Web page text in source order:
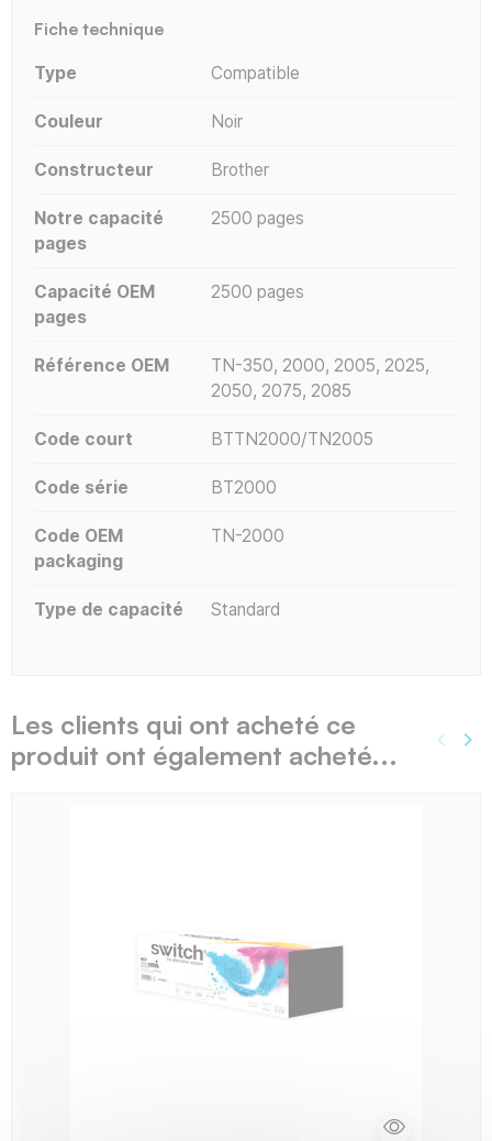
Fiche technique
Type Compatible
Couleur Noir
Constructeur Brother
Notre capacité
pages
2500 pages
Capacité OEM
pages
2500 pages
Référence OEM
TN-350, 2000, 2005, 2025,
2050, 2075, 2085
Code court BTTN2000/TN2005
Code série BT2000
Code OEM
packaging
TN-2000
Type de capacité Standard
Les clients qui ont acheté ce
produit ont également acheté...
keyboard_arrow_left keyboard_arrow_right